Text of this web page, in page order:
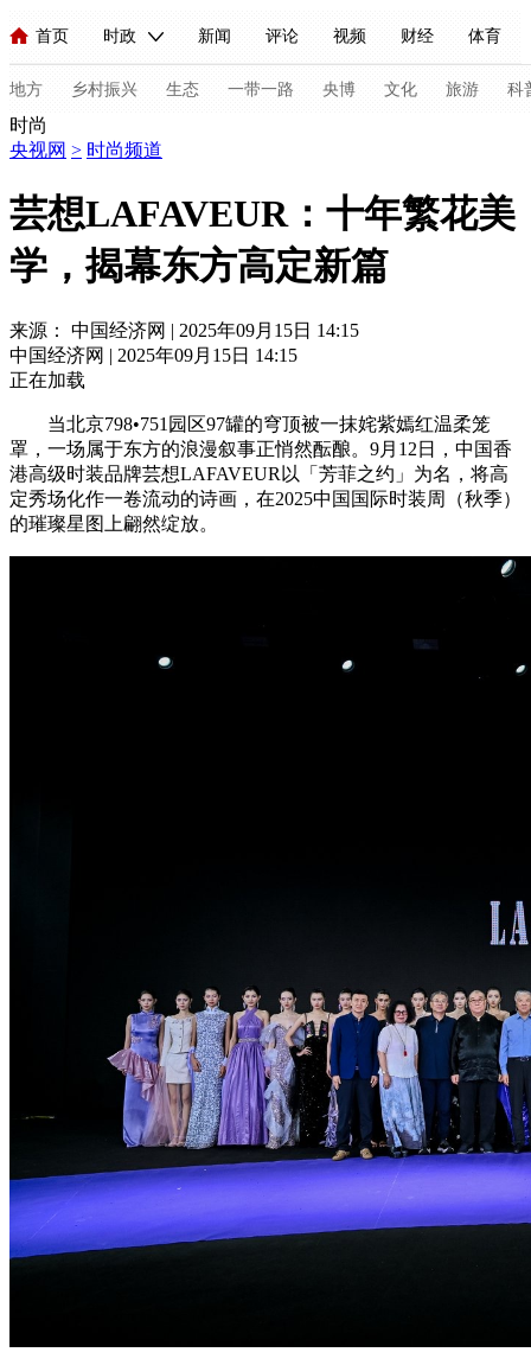
首页 时政 新闻 评论 视频 财经 体育
人民领袖习近平 联播+ 中国领导人 央视快评 习式妙语
直播 栏目大全 节目单 听音 微视频 主持人
海外频道 iPanda English Монгол
地方 乡村振兴 生态 一带一路 央博 文化 旅游 科
新闻 国内 国际 评论 经济 军事
视频 小央视频 小央直播
现场 比划 快看 蓝海中国 新兵请入列
体育 直播 竞猜 2026年世界杯 2026年冬奥会
VIP会员 CCTV奥林匹克频道 生活体育大会 体育江湖
央博
时尚
央视网 > 时尚频道
芸想LAFAVEUR：十年繁花美
学，揭幕东方高定新篇
来源： 中国经济网 | 2025年09月15日 14:15
中国经济网 | 2025年09月15日 14:15
正在加载
当北京798•751园区97罐的穹顶被一抹姹紫嫣红温柔笼
罩，一场属于东方的浪漫叙事正悄然酝酿。9月12日，中国香
港高级时装品牌芸想LAFAVEUR以「芳菲之约」为名，将高
定秀场化作一卷流动的诗画，在2025中国国际时装周（秋季）
的璀璨星图上翩然绽放。